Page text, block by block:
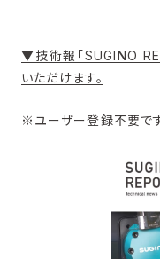
▼技術報「SUGINO
いただけます。
※ユーザー登録不要です